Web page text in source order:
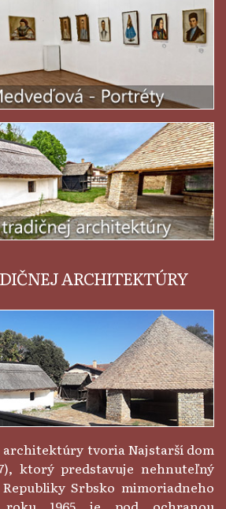
ARCHITEKTÚRY
tvoria Najstarší dom
ktorý predstavuje nehnuteľný
Srbsko mimoriadneho